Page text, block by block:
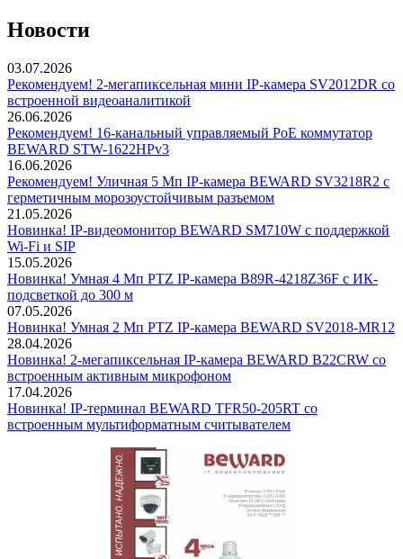
Новости
03.07.2026
Рекомендуем! 2-мегапиксельная мини IP-камера SV2012DR со
встроенной видеоаналитикой
26.06.2026
Рекомендуем! 16-канальный управляемый PoE коммутатор
BEWARD STW-1622HPv3
16.06.2026
Рекомендуем! Уличная 5 Мп IP-камера BEWARD SV3218R2 с
герметичным морозоустойчивым разъемом
21.05.2026
Новинка! IP-видеомонитор BEWARD SM710W с поддержкой
Wi-Fi и SIP
15.05.2026
Новинка! Умная 4 Мп PTZ IP-камера B89R-4218Z36F с ИК-
подсветкой до 300 м
07.05.2026
Новинка! Умная 2 Мп PTZ IP-камера BEWARD SV2018-MR12
28.04.2026
Новинка! 2-мегапиксельная IP-камера BEWARD B22CRW со
встроенным активным микрофоном
17.04.2026
Новинка! IP-терминал BEWARD TFR50-205RT со
встроенным мультиформатным считывателем